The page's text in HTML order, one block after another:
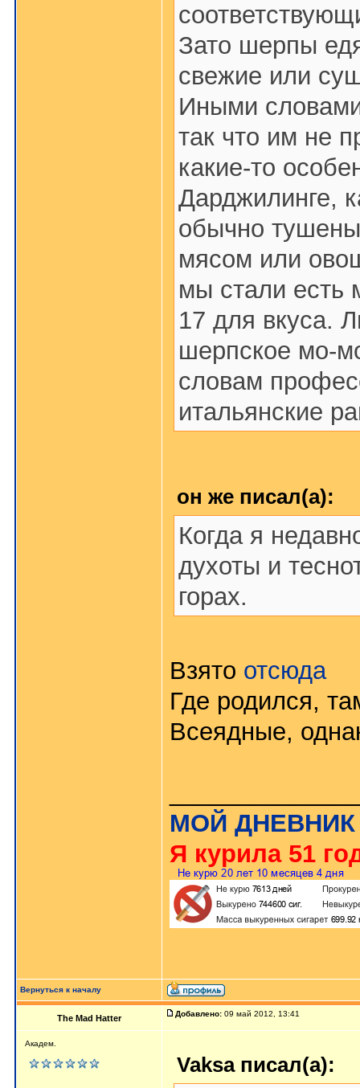
Зато шерпы
свежие или
Иными
так что им не
какие-то
Дарджилинге,
обычно
мясом или
мы стали есть
17 для вкуса.
шерпское мо-
словам
итальянские
он же писал(а):
Когда я
духоты и
горах.
Взято отсюда
Где родился,
Всеядные,
МОЙ ДНЕВНИК
Я курила 51
Вернуться к началу
The Mad Hatter Добавлено: 09 май 2012, 13:41
Академ.
Vaksa писал(а):